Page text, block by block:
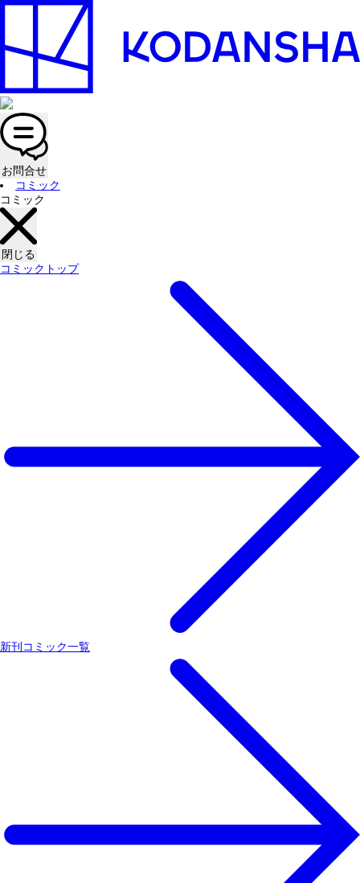
お問合せ
コミック
コミック
閉じる
コミックトップ
新刊コミック一覧